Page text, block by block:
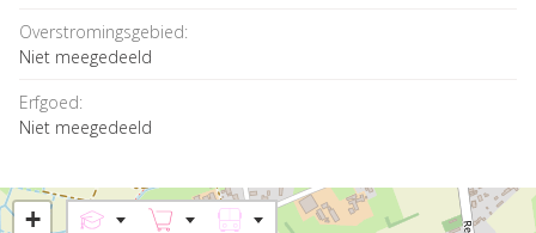
Overstromingsgebied:
Niet meegedeeld
Erfgoed:
Niet meegedeeld
+